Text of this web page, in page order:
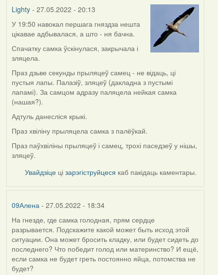
Lighty- 27.05.2022 - 20:13
У 19:50 навокал першага гняздза нешта
цікавае адбывалася, а што - ня бачна.
Спачатку самка ўскінулася, закрычала і
зляцела.
Праз дзьве секунды прыляцеў самец - не відаць, ці
пустыя лапы. Палазіў, зляцеў (дакладна з пустымі
лапамі). За самцом адразу паляцела нейкая самка
(нашая?).
Адтуль данесліся крыкі.
Праз хвіліну прыляцела самка з палёўкай.
Праз паўхвіліны прыляцеў і самец, трохі паседзеў у нішы,
зляцеў.
Увайдзіце цізарэгіструйцеся каб пакідаць каментары.
09Алена- 27.05.2022 - 18:34
На гнезде, где самка голодная, прям сердце
разрывается. Подскажите какой может быть исход этой
ситуации. Она может бросить кладку, или будет сидеть до
последнего? Что победит голод или материнство? И ещё,
если самка не будет греть постоянно яйца, потомства не
будет?